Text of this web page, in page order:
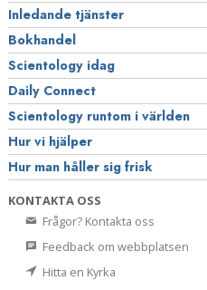
Inledande tjänster
Bokhandel
Scientology idag
Daily Connect
Scientology runtom i världen
Hur vi hjälper
Hur man håller sig frisk
KONTAKTA OSS
Frågor? Kontakta oss
Feedback om webbplatsen
Hitta en Kyrka